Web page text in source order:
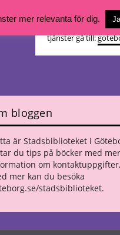
Vill du söka böcker,
bibliotekskonto
tjänster gå till:
bloggen
är Stadsbiblioteket i
du tips på böcker med
om
mer kan du besöka
stadsbiblioteket.
mer relevanta för dig.